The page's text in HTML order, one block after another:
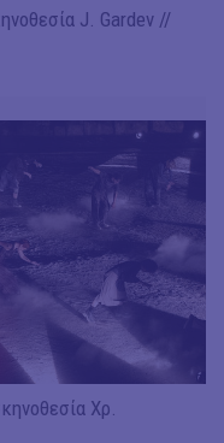
J. Gardev //
Χρ.